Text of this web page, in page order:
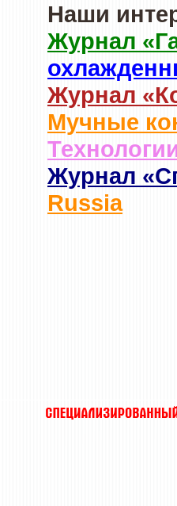
Наши
Журнал
Журнал
Мучные
Журнал
Russia